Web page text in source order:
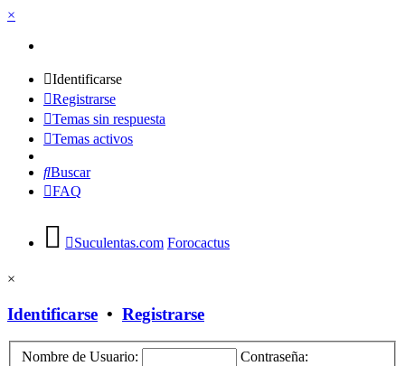
×
Identificarse
Registrarse
Temas sin respuesta
Temas activos
Buscar
FAQ
Suculentas.com Forocactus
×
Identificarse • Registrarse
Nombre de Usuario:
Contraseña: